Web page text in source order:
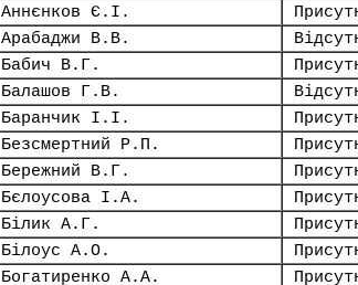
Аннєнков Є.І.
Арабаджи В.В.
Бабич В.Г.
Балашов Г.В.
Баранчик І.І.
Безсмертний Р.П.
Бережний В.Г.
Бєлоусова І.А.
Білик А.Г.
Білоус А.О.
Богатиренко А.А.